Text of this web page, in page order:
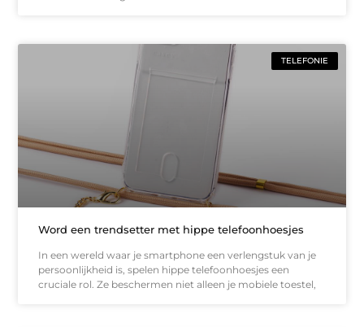
TELEFONIE
Word een trendsetter met hippe telefoonhoesjes
In een wereld waar je smartphone een verlengstuk van je
persoonlijkheid is, spelen hippe telefoonhoesjes een
cruciale rol. Ze beschermen niet alleen je mobiele toestel,